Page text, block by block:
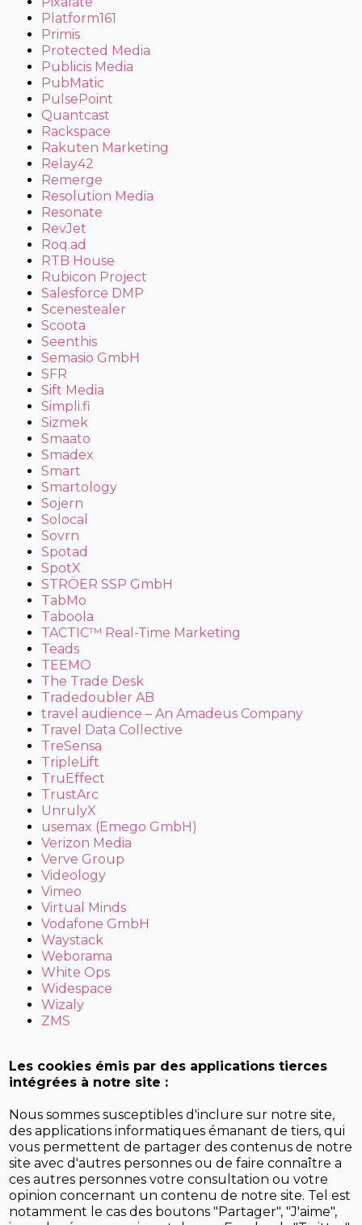
Platform161
Primis
Protected Media
Publicis Media
PubMatic
PulsePoint
Quantcast
Rackspace
Rakuten Marketing
Relay42
Remerge
Resolution Media
Resonate
RevJet
Roq.ad
RTB House
Rubicon Project
Salesforce DMP
Scenestealer
Scoota
Seenthis
Semasio GmbH
SFR
Sift Media
Simpli.fi
Sizmek
Smaato
Smadex
Smart
Smartology
Sojern
Solocal
Sovrn
Spotad
SpotX
STRÖER SSP GmbH
TabMo
Taboola
TACTIC™ Real-Time Marketing
Teads
TEEMO
The Trade Desk
Tradedoubler AB
travel audience – An Amadeus Company
Travel Data Collective
TreSensa
TripleLift
TruEffect
TrustArc
UnrulyX
usemax (Emego GmbH)
Verizon Media
Verve Group
Videology
Vimeo
Virtual Minds
Vodafone GmbH
Waystack
Weborama
White Ops
Widespace
Wizaly
ZMS
Les cookies émis par des applications tierces
intégrées à notre site :
Nous sommes susceptibles d'inclure sur notre site,
des applications informatiques émanant de tiers, qui
vous permettent de partager des contenus de notre
site avec d'autres personnes ou de faire connaître a
ces autres personnes votre consultation ou votre
opinion concernant un contenu de notre site. Tel est
notamment le cas des boutons "Partager", "J'aime",